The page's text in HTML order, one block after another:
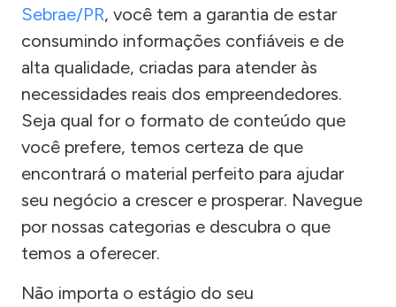
Sebrae/PR, você tem a garantia de estar
consumindo informações confiáveis e de
alta qualidade, criadas para atender às
necessidades reais dos empreendedores.
Seja qual for o formato de conteúdo que
você prefere, temos certeza de que
encontrará o material perfeito para ajudar
seu negócio a crescer e prosperar. Navegue
por nossas categorias e descubra o que
temos a oferecer.
Não importa o estágio do seu